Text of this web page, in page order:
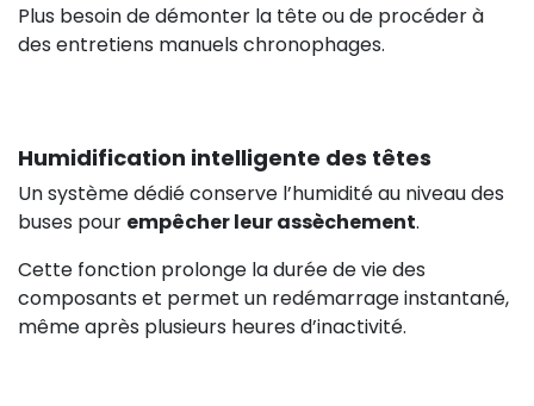
Plus besoin de démonter la tête ou de procéder à
des entretiens manuels chronophages.
Humidification intelligente des têtes
Un système dédié conserve l’humidité au niveau des
buses pour empêcher leur assèchement.
Cette fonction prolonge la durée de vie des
composants et permet un redémarrage instantané,
même après plusieurs heures d’inactivité.